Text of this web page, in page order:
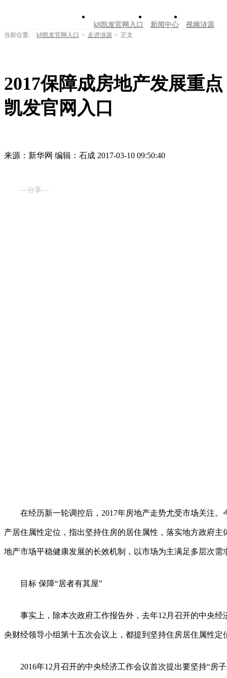
k8凯发官网入口 新闻中心 视频涟源
走进涟源
当前位置: k8凯发官网入口 > 走进涟源 > 正文
2017保障成房地产发展重
凯发官网入口
来源：新华网 编辑：石成 2017-03-10 09:50:40
—分享—
在经历新一轮调控后，2017年房地产走势尤受市场关注。
产居住属性定位，指出坚持住房的居住属性，落实地方政府
地产市场平稳健康发展的长效机制，以市场为主满足多层次需
目标 保障“居者有其屋”
事实上，除本次政府工作报告外，去年12月召开的中央经
央财经领导小组第十五次会议上，都提到坚持住房居住属性定
2016年12月召开的中央经济工作会议首次提出要坚持“房